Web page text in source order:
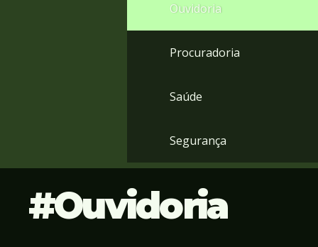
Ouvidoria
Procuradoria
Saúde
Segurança
Ouvidoria